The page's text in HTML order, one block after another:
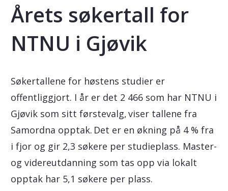
Årets søkertall for
NTNU i Gjøvik
Søkertallene for høstens studier er
offentliggjort. I år er det 2 466 som har NTNU i
Gjøvik som sitt førstevalg, viser tallene fra
Samordna opptak. Det er en økning på 4 % fra
i fjor og gir 2,3 søkere per studieplass. Master-
og videreutdanning som tas opp via lokalt
opptak har 5,1 søkere per plass.